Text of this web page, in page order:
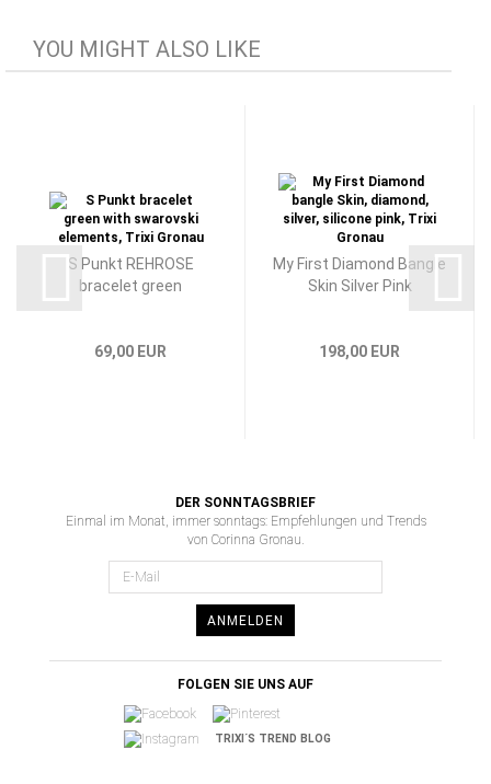
YOU MIGHT ALSO LIKE
S Punkt REHROSE
bracelet green
69,00 EUR
My First Diamond Bangle
Skin Silver Pink
198,00 EUR
DER SONNTAGSBRIEF
Einmal im Monat, immer sonntags: Empfehlungen und Trends
von Corinna Gronau.
ANMELDEN
FOLGEN SIE UNS AUF
TRIXI´S TREND BLOG